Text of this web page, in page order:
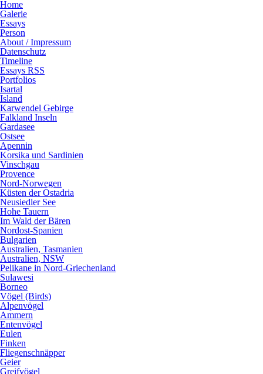
Home
Galerie
Essays
Person
About / Impressum
Datenschutz
Timeline
Essays RSS
Portfolios
Isartal
Island
Karwendel Gebirge
Falkland Inseln
Gardasee
Ostsee
Apennin
Korsika und Sardinien
Vinschgau
Provence
Nord-Norwegen
Küsten der Ostadria
Neusiedler See
Hohe Tauern
Im Wald der Bären
Nordost-Spanien
Bulgarien
Australien, Tasmanien
Australien, NSW
Pelikane in Nord-Griechenland
Sulawesi
Borneo
Vögel (Birds)
Alpenvögel
Ammern
Entenvögel
Eulen
Finken
Fliegenschnäpper
Geier
Greifvögel